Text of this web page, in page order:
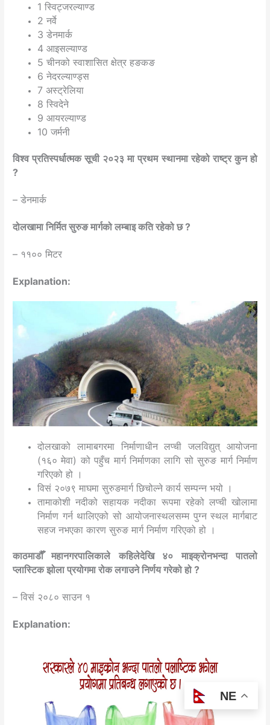
1 स्विट्जरल्याण्ड
2 नर्वे
3 डेनमार्क
4 आइसल्याण्ड
5 चीनको स्वाशासित क्षेत्र हङकङ
6 नेदरल्याण्ड्स
7 अस्ट्रेलिया
8 स्विदेने
9 आयरल्याण्ड
10 जर्मनी
विश्व प्रतिस्पर्धात्मक सूची २०२३ मा प्रथम स्थानमा रहेको राष्ट्र कुन हो
?
– डेनमार्क
दोलखामा निर्मित सुरुङ मार्गको लम्बाइ कति रहेको छ ?
– ११०० मिटर
Explanation:
दोलखाको लामाबगरमा निर्माणाधीन लप्ची जलविद्युत् आयोजना
(१६० मेवा) को पहुँच मार्ग निर्माणका लागि सो सुरुङ मार्ग निर्माण
गरिएको हो ।
विसं २०७९ माघमा सुरुङमार्ग छिचोल्ने कार्य सम्पन्न भयो ।
तामाकोशी नदीको सहायक नदीका रूपमा रहेको लप्ची खोलामा
निर्माण गर्न थालिएको सो आयोजनास्थलसम्म पुग्न स्थल मार्गबाट
सहज नभएका कारण सुरुङ मार्ग निर्माण गरिएको हो ।
काठमाडौँ महानगरपालिकाले कहिलेदेखि ४० माइक्रोनभन्दा पातलो
प्लास्टिक झोला प्रयोगमा रोक लगाउने निर्णय गरेको हो ?
– विसं २०८० साउन १
Explanation:
NE